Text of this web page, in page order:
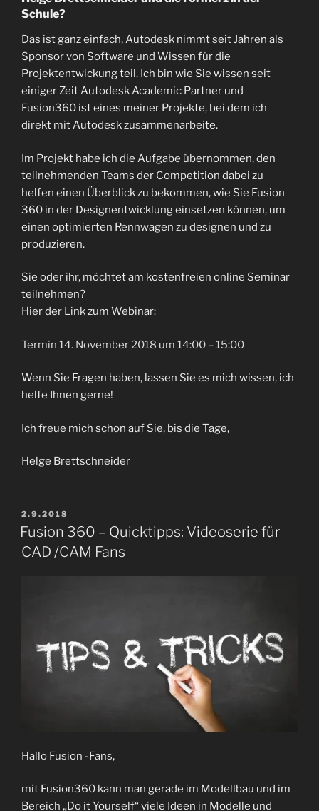
Schule?
Das ist ganz einfach, Autodesk nimmt seit Jahren als
Sponsor von Software und Wissen für die
Projektentwickung teil. Ich bin wie Sie wissen seit
einiger Zeit Autodesk Academic Partner und
Fusion360 ist eines meiner Projekte, bei dem ich
direkt mit Autodesk zusammenarbeite.
Im Projekt habe ich die Aufgabe übernommen, den
teilnehmenden Teams der Competition dabei zu
helfen einen Überblick zu bekommen, wie Sie Fusion
360 in der Designentwicklung einsetzen können, um
einen optimierten Rennwagen zu designen und zu
produzieren.
Sie oder ihr, möchtet am kostenfreien online Seminar
teilnehmen?
Hier der Link zum Webinar:
Termin 14. November 2018 um 14:00 – 15:00
Wenn Sie Fragen haben, lassen Sie es mich wissen, ich
helfe Ihnen gerne!
Ich freue mich schon auf Sie, bis die Tage,
Helge Brettschneider
VERÖFFENTLICHT
AM
2.9.2018
Fusion 360 – Quicktipps: Videoserie für
CAD /CAM Fans
Hallo Fusion -Fans,
mit Fusion360 kann man gerade im Modellbau und im
Bereich „Do it Yourself“ viele Ideen in Modelle und